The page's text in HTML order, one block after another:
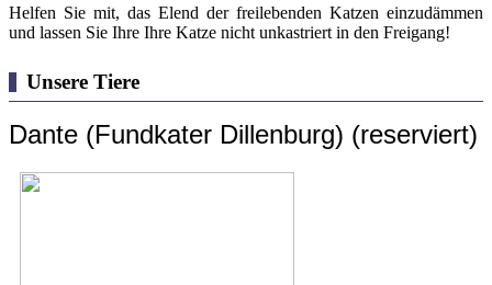
Helfen Sie mit, das Elend der freilebenden Katzen einzudämmen
und lassen Sie Ihre Ihre Katze nicht unkastriert in den Freigang!
Unsere Tiere
Dante (Fundkater Dillenburg) (reserviert)